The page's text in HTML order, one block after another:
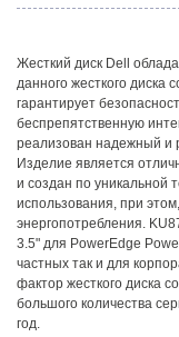
Жесткий диск Dell
данного жесткого диска
гарантирует
беспрепятственную
реализован надежный и
Изделие является
и создан по уникальной
использования, при
энергопотребления.
3.5" для PowerEdge
частных так и для
фактор жесткого диска
большого количества
год.